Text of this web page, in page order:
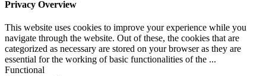
Privacy Overview
This website uses cookies to improve your experience while you
navigate through the website. Out of these, the cookies that are
categorized as necessary are stored on your browser as they are
essential for the working of basic functionalities of the ...
Functional